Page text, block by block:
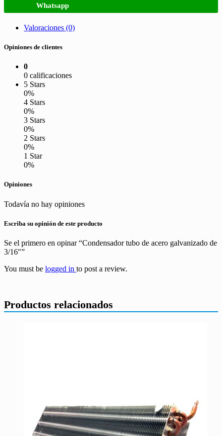
Whatsapp
Valoraciones (0)
Opiniones de clientes
0
0 calificaciones
5 Stars
0%
4 Stars
0%
3 Stars
0%
2 Stars
0%
1 Star
0%
Opiniones
Todavía no hay opiniones
Escriba su opinión de este producto
Se el primero en opinar “Condensador tubo de acero galvanizado de
3/16″”
You must be logged in to post a review.
Productos relacionados